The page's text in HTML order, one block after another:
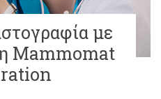
με
Mammomat